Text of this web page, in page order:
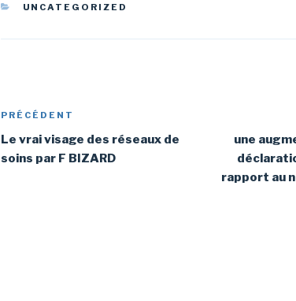
CATÉGORIES
UNCATEGORIZED
Navigation
de
l’article
Article
précédent
PRÉCÉDENT
Le vrai visage des réseaux de
soins par F BIZARD
une
rapport au